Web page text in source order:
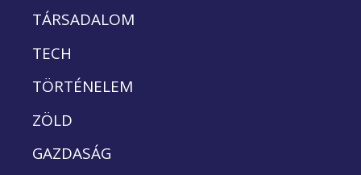
TÁRSADALOM
TECH
TÖRTÉNELEM
ZÖLD
GAZDASÁG